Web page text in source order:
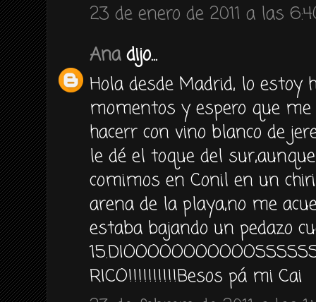
23 de enero de 2011 a las
Anadijo...
Hola desde Madrid, lo estoy
momentos y espero que
hacerr con vino blanco de
le dé el toque del
comimos en Conil en un
arena de la playa,no me
estaba bajando un pedazo
RICO!!!!!!!!!!Besos pá mi Cai